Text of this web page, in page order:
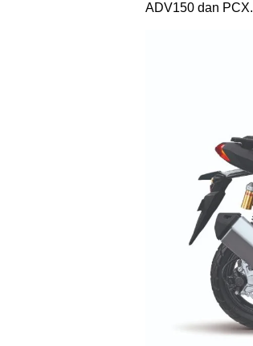
ADV150 dan PCX.